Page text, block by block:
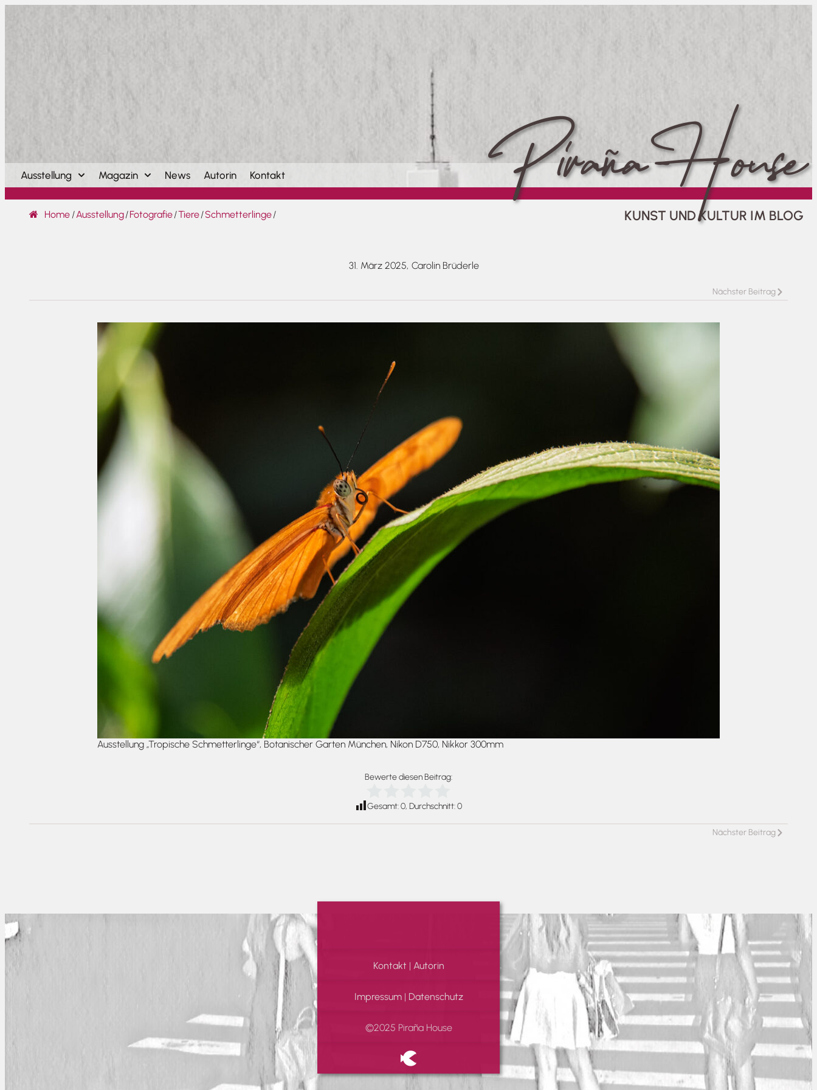
KUNST UND KULTUR IM BLOG
Piraña House
Ausstellung Magazin News Autorin Kontakt
Home /Ausstellung/Fotografie/Tiere/Schmetterlinge/
31. März 2025, Carolin Brüderle
Nächster Beitrag
Ausstellung „Tropische Schmetterlinge“, Botanischer Garten München, Nikon D750, Nikkor 300mm
Bewerte diesen Beitrag:
Gesamt:0, Durchschnitt:0
Nächster Beitrag
Kontakt | Autorin
Impressum| Datenschutz
©2025 Piraña House